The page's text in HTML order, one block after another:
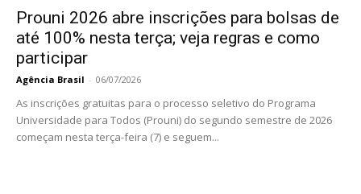
Prouni 2026 abre inscrições para bolsas de
até 100% nesta terça; veja regras e como
participar
Agência Brasil - 06/07/2026
As inscrições gratuitas para o processo seletivo do Programa
Universidade para Todos (Prouni) do segundo semestre de 2026
começam nesta terça-feira (7) e seguem...